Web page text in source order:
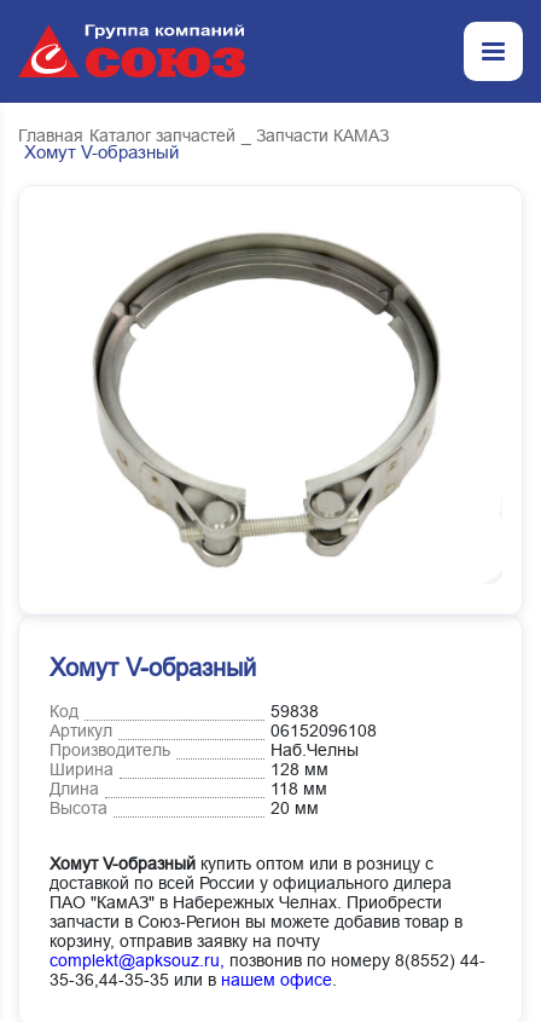
Главная Каталог запчастей _ Запчасти КАМАЗ
Хомут V-образный
Хомут V-образный
Код
59838
Артикул
06152096108
Производитель
Наб.Челны
Ширина
128 мм
Длина
118 мм
Высота
20 мм
Хомут V-образный купить оптом или в розницу с
доставкой по всей России у официального дилера
ПАО "КамАЗ" в Набережных Челнах. Приобрести
запчасти в Союз-Регион вы можете добавив товар в
корзину, отправив заявку на почту
complekt@apksouz.ru,
позвонив по номеру 8(8552) 44-
35-36,44-35-35 или в нашем офисе